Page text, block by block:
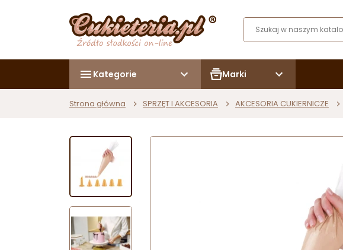
Kategorie Marki
Strona główna SPRZĘT I AKCESORIA AKCESORIA CUKIERNICZE